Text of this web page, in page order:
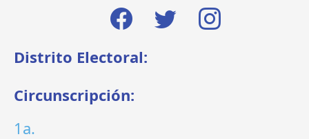
Distrito Electoral:
Circunscripción:
1a.